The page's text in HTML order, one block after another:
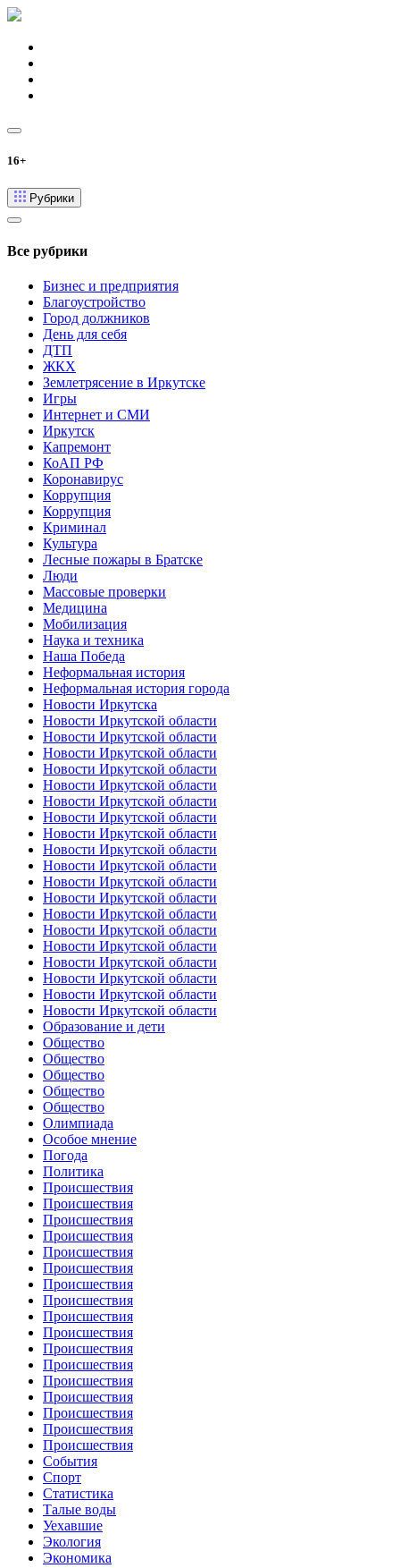
16+
Рубрики
Все рубрики
Бизнес и предприятия
Благоустройство
Город должников
День для себя
ДТП
ЖКХ
Землетрясение в Иркутске
Игры
Интернет и СМИ
Иркутск
Капремонт
КоАП РФ
Коронавирус
Коррупция
Коррупция
Криминал
Культура
Лесные пожары в Братске
Люди
Массовые проверки
Медицина
Мобилизация
Наука и техника
Наша Победа
Неформальная история
Неформальная история города
Новости Иркутска
Новости Иркутской области
Новости Иркутской области
Новости Иркутской области
Новости Иркутской области
Новости Иркутской области
Новости Иркутской области
Новости Иркутской области
Новости Иркутской области
Новости Иркутской области
Новости Иркутской области
Новости Иркутской области
Новости Иркутской области
Новости Иркутской области
Новости Иркутской области
Новости Иркутской области
Новости Иркутской области
Новости Иркутской области
Новости Иркутской области
Новости Иркутской области
Образование и дети
Общество
Общество
Общество
Общество
Общество
Олимпиада
Особое мнение
Погода
Политика
Происшествия
Происшествия
Происшествия
Происшествия
Происшествия
Происшествия
Происшествия
Происшествия
Происшествия
Происшествия
Происшествия
Происшествия
Происшествия
Происшествия
Происшествия
Происшествия
Происшествия
События
Спорт
Статистика
Талые воды
Уехавшие
Экология
Экономика